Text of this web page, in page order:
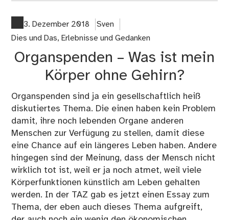
3. Dezember 2018
Sven
Dies und Das, Erlebnisse und Gedanken
Organspenden – Was ist mein
Körper ohne Gehirn?
Organspenden sind ja ein gesellschaftlich heiß
diskutiertes Thema. Die einen haben kein Problem
damit, ihre noch lebenden Organe anderen
Menschen zur Verfügung zu stellen, damit diese
eine Chance auf ein längeres Leben haben. Andere
hingegen sind der Meinung, dass der Mensch nicht
wirklich tot ist, weil er ja noch atmet, weil viele
Körperfunktionen künstlich am Leben gehalten
werden. In der TAZ gab es jetzt einen Essay zum
Thema, der eben auch dieses Thema aufgreift,